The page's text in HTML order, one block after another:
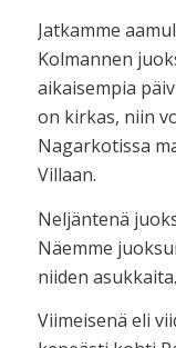
Jatkamme
Kolmannen
aikaisempia
on kirkas, niin
Nagarkotissa
Villaan.
Neljäntenä
Näemme
niiden
Viimeisenä eli